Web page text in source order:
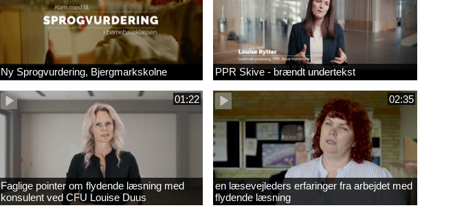
Ny Sprogvurdering, Bjergmarkskolne PPR Skive - brændt undertekst
01:22
Faglige pointer om flydende læsning med
konsulent ved CFU Louise Duus
02:35
en læsevejleders erfaringer fra arbejdet med
flydende læsning